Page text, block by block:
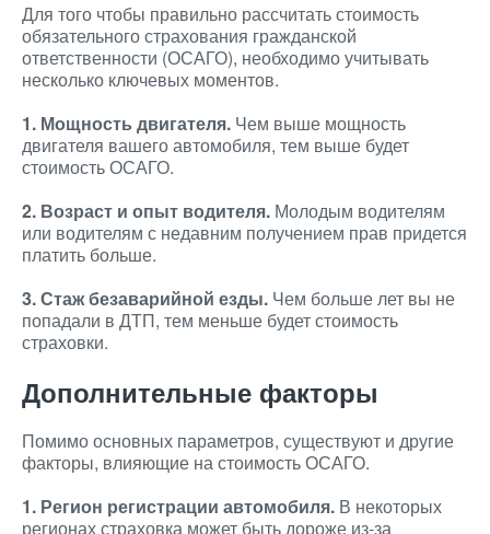
Для того чтобы правильно рассчитать стоимость
обязательного страхования гражданской
ответственности (ОСАГО), необходимо учитывать
несколько ключевых моментов.
1. Мощность двигателя. Чем выше мощность
двигателя вашего автомобиля, тем выше будет
стоимость ОСАГО.
2. Возраст и опыт водителя. Молодым водителям
или водителям с недавним получением прав придется
платить больше.
3. Стаж безаварийной езды. Чем больше лет вы не
попадали в ДТП, тем меньше будет стоимость
страховки.
Дополнительные факторы
Помимо основных параметров, существуют и другие
факторы, влияющие на стоимость ОСАГО.
1. Регион регистрации автомобиля. В некоторых
регионах страховка может быть дороже из-за